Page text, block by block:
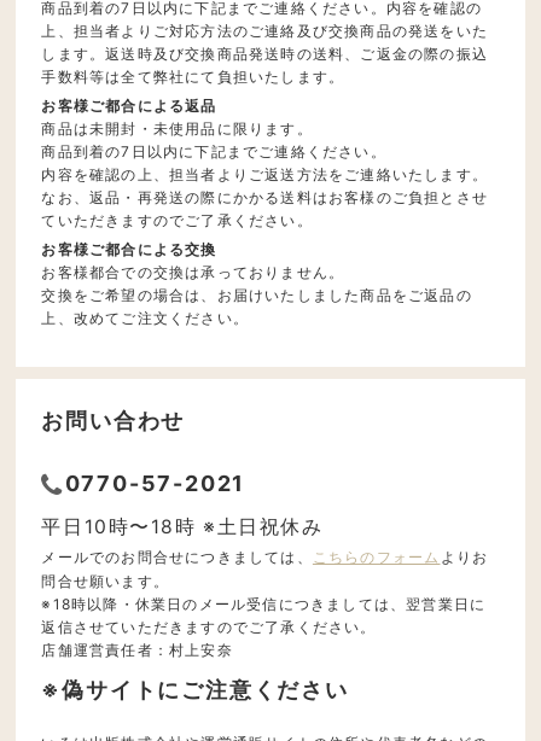
商品到着の7日以内に下記までご連絡ください。内容を確認の
上、担当者よりご対応方法のご連絡及び交換商品の発送をいた
します。返送時及び交換商品発送時の送料、ご返金の際の振込
手数料等は全て弊社にて負担いたします。
お客様ご都合による返品
商品は未開封・未使用品に限ります。
商品到着の7日以内に下記までご連絡ください。
内容を確認の上、担当者よりご返送方法をご連絡いたします。
なお、返品・再発送の際にかかる送料はお客様のご負担とさせ
ていただきますのでご了承ください。
お客様ご都合による交換
お客様都合での交換は承っておりません。
交換をご希望の場合は、お届けいたしました商品をご返品の
上、改めてご注文ください。
お問い合わせ
0770-57-2021
平日10時〜18時 ※土日祝休み
メールでのお問合せにつきましては、 こちらのフォーム よりお
問合せ願います。
※18時以降・休業日のメール受信につきましては、翌営業日に
返信させていただきますのでご了承ください。
店舗運営責任者：村上安奈
※偽サイトにご注意ください